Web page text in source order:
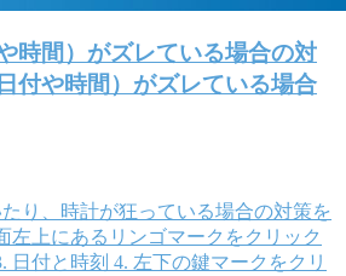
時間）がズレている場合の対
付や時間）がズレている場合
り、時計が狂っている場合の対策を
左上にあるリンゴマークをクリック
日付と時刻 4. 左下の鍵マークをクリ